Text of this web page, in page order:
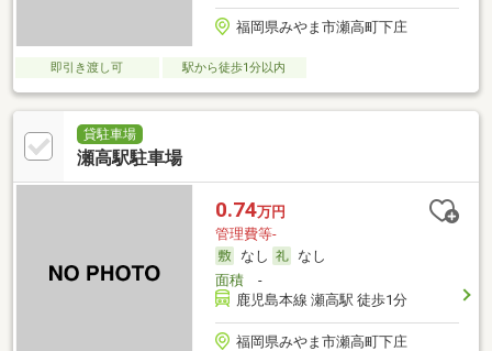
福岡県みやま市瀬高町下庄
即引き渡し可 駅から徒歩1分以内
貸駐車場
瀬高駅駐車場
0.74万円
管理費等-
なし
なし
面積-
鹿児島本線 瀬高駅 徒歩1分
福岡県みやま市瀬高町下庄